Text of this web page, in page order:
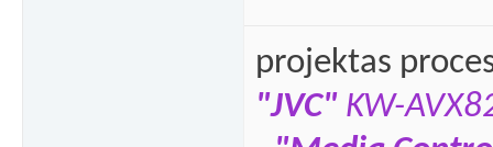
projektas
"JVC" KW-